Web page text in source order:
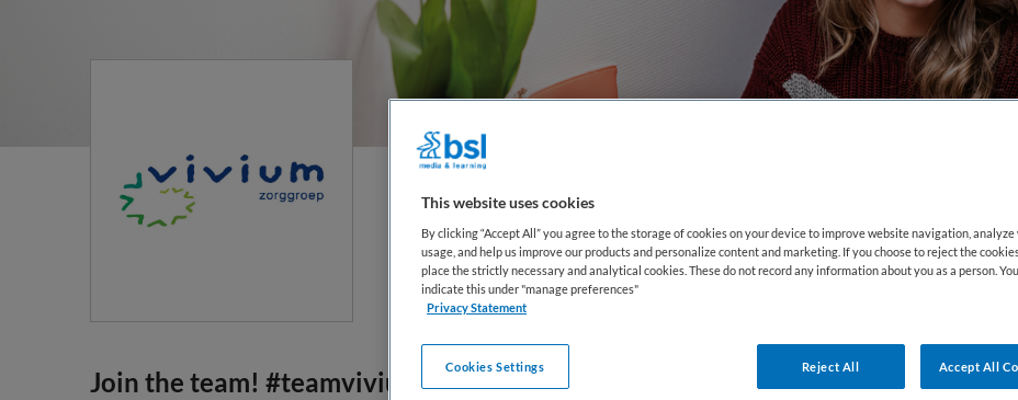
Vivium Zorggroep
Huizen
Join the team! #teamvivium
This website uses cookies
By clicking “Accept All” you agree to the storage of cookies on your device to improve website navigation,
usage, and help us improve our products and personalize content and marketing. If you choose to reject the
place the strictly necessary and analytical cookies. These do not record any information about you as a person.
indicate this under "manage preferences"
Privacy Statement
Reject All Accept All
Cookies Settings